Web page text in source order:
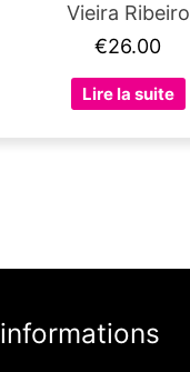
Vieira Ribeiro
€26.00
Lire la suite
informations